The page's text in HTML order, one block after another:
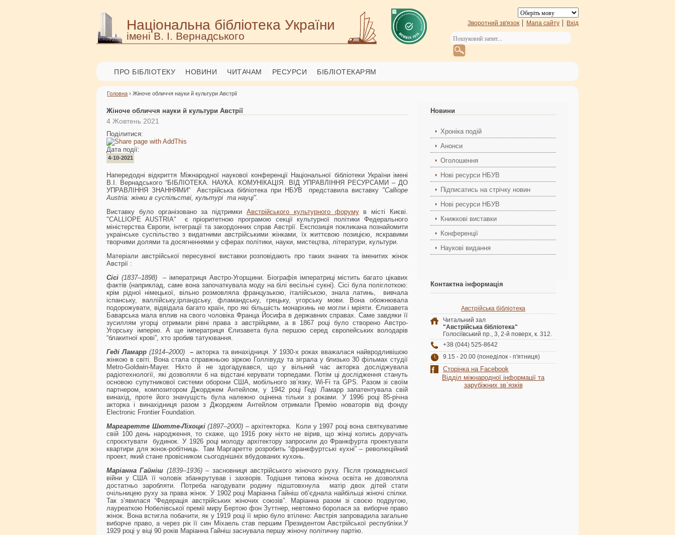
Національна бібліотека України
імені В. І. Вернадського
Зворотний зв'язок Мапа сайту Вхід
ПРО БІБЛІОТЕКУ НОВИНИ ЧИТАЧАМ РЕСУРСИ БІБЛІОТЕКАРЯМ
Головна › Жіноче обличчя науки й культури Австрії
Жіноче обличчя науки й культури Австрії
4 Жовтень 2021
Поділитися:
Дата події:
4-10-2021
Напередодні відкриття Міжнародної наукової конференції Національної бібліотеки України імені
В.І. Вернадського “БІБЛІОТЕКА. НАУКА. КОМУНІКАЦІЯ. ВІД УПРАВЛІННЯ РЕСУРСАМИ – ДО
УПРАВЛІННЯ ЗНАННЯМИ” Австрійська бібліотека при НБУВ представила виставку "Calliope
Austria: жінки в суспільстві, культурі та науці".
Виставку було організовано за підтримки Австрійського культурного форумув місті Києві.
"CALLIOPE AUSTRIA" є пріоритетною програмою секції культурної політики Федерального
міністерства Європи, інтеграції та закордонних справ Австрії. Експозиція покликана познайомити
украінське суспільство з видатними австрійськими жінками, їх життєвою позицією, яскравими
творчими долями та досягненнями у сферах політики, науки, мистецтва, літератури, культури.
Матеріали австрійської пересувної виставки розповідають про таких знаних та іменитих жінок
Австрії :
Сісі (1837–1898)– імператриця Австро-Угорщини. Біографія імператриці містить багато цікавих
фактів (наприклад, саме вона започаткувала моду на білі весільні сукні). Сісі була поліглоткою:
крім рідної німецької, вільно розмовляла французькою, італійською, знала латинь, вивчала
іспанську, валлійську,ірландську, фламандську, грецьку, угорську мови. Вона обожнювала
подорожувати, відвідала багато країн, про які більшість монархинь не могли і мріяти. Єлизавета
Баварська мала вплив на свого чоловіка Франца Йосифа в державних справах. Саме завдяки її
зусиллям угорці отримали рівні права з австрійцями, а в 1867 році було створено Австро-
Угорську імперію. А ще імператриця Єлизавета була першою серед європейських володарів
“блакитної крові”, хто зробив татуювання.
Геді Ламарр(1914–2000) –акторка та винахідниця. У 1930-х роках вважалася найвродливішою
жінкою в світі. Вона стала справжньою зіркою Голлівуду та зіграла у близько 30 фільмах студії
Metro-Goldwin-Mayer. Ніхто й не здогадувався, що у вільний час акторка досліджувала
радіотехнології, які дозволяли б на відстані керувати торпедами. Потім ці дослідження стануть
основою супутникової системи оборони США, мобільного зв’язку, Wi-Fi та GPS. Разом зі своїм
партнером, композитором Джорджем Антейлом, у 1942 році Геді Ламарр запатентувала свій
винахід, проте його значущість була належно оцінена тільки з роками. У 1996 році 85-річна
акторка і винахідниця разом з Джорджем Антейлом отримали Премію новаторів від фонду
Electronic Frontier Foundation.
Маргаретте Шютте-Ліхоцкі(1897–2000) – архітекторка. Коли у 1997 році вона святкуватиме
свій 100 день народження, то скаже, що 1916 року ніхто не вірив, що жінці колись доручать
спроєктувати будинок. У 1926 році молоду архітектору запросили до Франкфурта проектувати
квартири для жінок-робітниць. Там Маргаретте розробить “франкфуртські кухні” – революційний
проект, який стане провісником сьогоднішніх вбудованих кухонь.
Маріанна Гайніш (1839–1936)– засновниця австрійського жіночого руху. Після громадянської
війни у США її чоловік збанкрутував і захворів. Тодішня типова жіноча освіта не дозволяла
достатньо заробляти. Потреба нагодувати родину підштовхнула матір двох дітей стати
очільницею руху за права жінок. У 1902 році Маріанна Гайніш об’єднала найбільші жіночі спілки.
Так з’явилася “Федерація австрійських жіночих союзів”. Маріанна разом зі своєю подругою,
лауреаткою Нобелівської премії миру Бертою фон Зуттнер, невтомно боролася за виборче право
жінок. Вона встигла побачити, як у 1919 році її мрію було втілено: Австрія запровадила загальне
виборче право, а через рік її син Міхаель став першим Президентом Австрійської республіки.У
1929 році у віці 90 років Маріанна Гайніш заснувала першу жіночу політичну партію.
Новини
Хроніка подій
Анонси
Оголошення
Нові ресурси НБУВ
Підписатись на стрічку новин
Нові ресурси НБУВ
Книжкові виставки
Конференції
Наукові видання
Контактна інформація
Австрійська бібліотека
Читальний зал
"Австрійська бібліотека"
Голосіївський пр., 3, 2-й поверх, к. 312.
+38 (044) 525-8642
9.15 - 20.00 (понеділок - п'ятниця)
Сторінка на Facebook
Віддiл міжнародної інформації та
зарубіжних зв`язків